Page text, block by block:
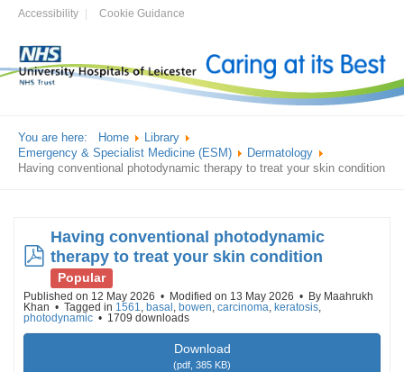
Accessibility Cookie Guidance
You are here: Home
Library
Emergency & Specialist Medicine (ESM)
Dermatology
Having conventional photodynamic therapy to treat your skin condition
pdf
Having conventional photodynamic
therapy to treat your skin condition
Popular
Published on 12 May 2026 Modified on 13 May 2026 By Maahrukh
Khan
Tagged in 1561, basal , bowen, carcinoma, keratosis,
photodynamic
1709 downloads
Download
(pdf, 385 KB)